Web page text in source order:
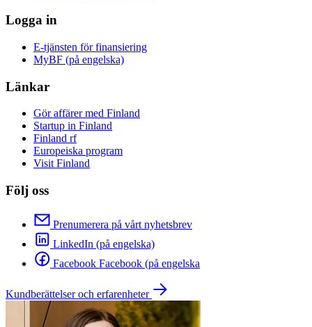
Logga in
E-tjänsten för finansiering
MyBF (på engelska)
Länkar
Gör affärer med Finland
Startup in Finland
Finland rf
Europeiska program
Visit Finland
Följ oss
Prenumerera på vårt nyhetsbrev
LinkedIn (på engelska)
Facebook Facebook (på engelska
Kundberättelser och erfarenheter